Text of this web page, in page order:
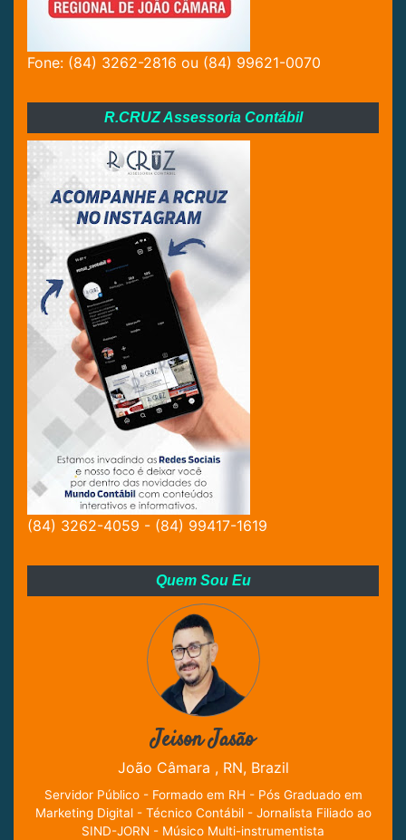
Fone: (84) 3262-2816 ou (84) 99621-0070
R.CRUZ Assessoria Contábil
(84) 3262-4059 - (84) 99417-1619
Quem Sou Eu
Jeison Jasão
João Câmara , RN, Brazil
Servidor Público - Formado em RH - Pós Graduado em
Marketing Digital - Técnico Contábil - Jornalista Filiado ao
SIND-JORN - Músico Multi-instrumentista